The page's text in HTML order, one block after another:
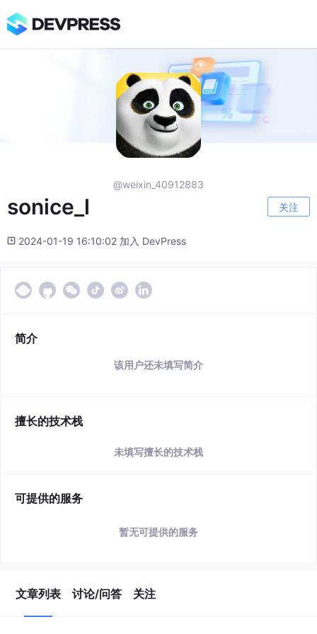
@weixin_40912883
sonice_l 关注
2024-01-19 16:10:02 加入 DevPress
简介
该用户还未填写简介
擅长的技术栈
未填写擅长的技术栈
可提供的服务
暂无可提供的服务
文章列表 讨论/问答 关注